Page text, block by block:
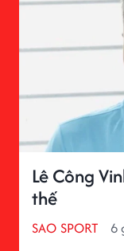
Lê Công
thế
SAO SPORT 6